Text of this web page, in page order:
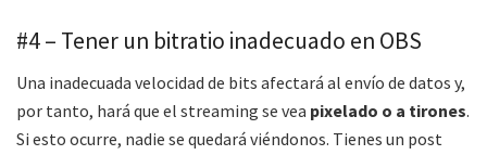
#4 – Tener un bitratio inadecuado en OBS
Una inadecuada velocidad de bits afectará al envío de datos y,
por tanto, hará que el streaming se vea pixelado o a tirones.
Si esto ocurre, nadie se quedará viéndonos. Tienes un post